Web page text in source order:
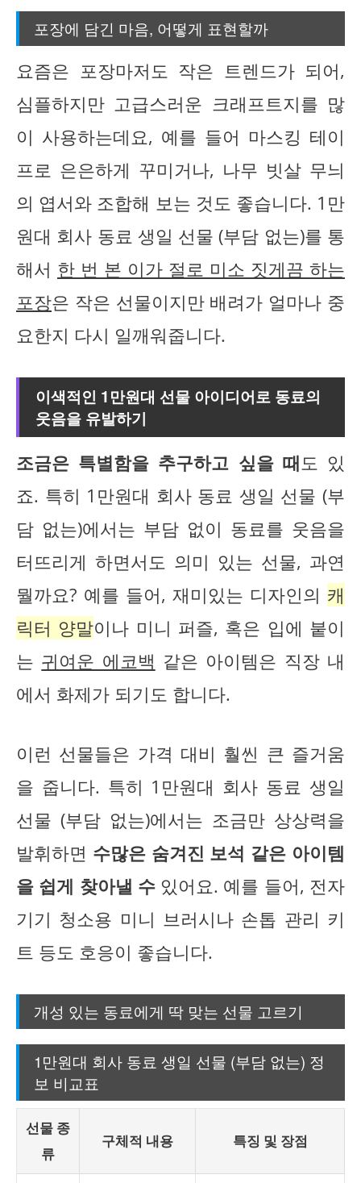
포장에 담긴 마음, 어떻게 표현할까
요즘은 포장마저도 작은 트렌드가 되어,
심플하지만 고급스러운 크래프트지를 많
이 사용하는데요, 예를 들어 마스킹 테이
프로 은은하게 꾸미거나, 나무 빗살 무늬
의 엽서와 조합해 보는 것도 좋습니다. 1만
원대 회사 동료 생일 선물 (부담 없는)를 통
해서 한 번 본 이가 절로 미소 짓게끔 하는
포장은 작은 선물이지만 배려가 얼마나 중
요한지 다시 일깨워줍니다.
이색적인 1만원대 선물 아이디어로 동료의
웃음을 유발하기
조금은 특별함을 추구하고 싶을 때도 있
죠. 특히 1만원대 회사 동료 생일 선물 (부
담 없는)에서는 부담 없이 동료를 웃음을
터뜨리게 하면서도 의미 있는 선물, 과연
뭘까요? 예를 들어, 재미있는 디자인의 캐
릭터 양말이나 미니 퍼즐, 혹은 입에 붙이
는 귀여운 에코백 같은 아이템은 직장 내
에서 화제가 되기도 합니다.
이런 선물들은 가격 대비 훨씬 큰 즐거움
을 줍니다. 특히 1만원대 회사 동료 생일
선물 (부담 없는)에서는 조금만 상상력을
발휘하면 수많은 숨겨진 보석 같은 아이템
을 쉽게 찾아낼 수있어요. 예를 들어, 전자
기기 청소용 미니 브러시나 손톱 관리 키
트 등도 호응이 좋습니다.
개성 있는 동료에게 딱 맞는 선물 고르기
1만원대 회사 동료 생일 선물 (부담 없는) 정
보 비교표
선물 종
류
구체적 내용 특징 및 장점